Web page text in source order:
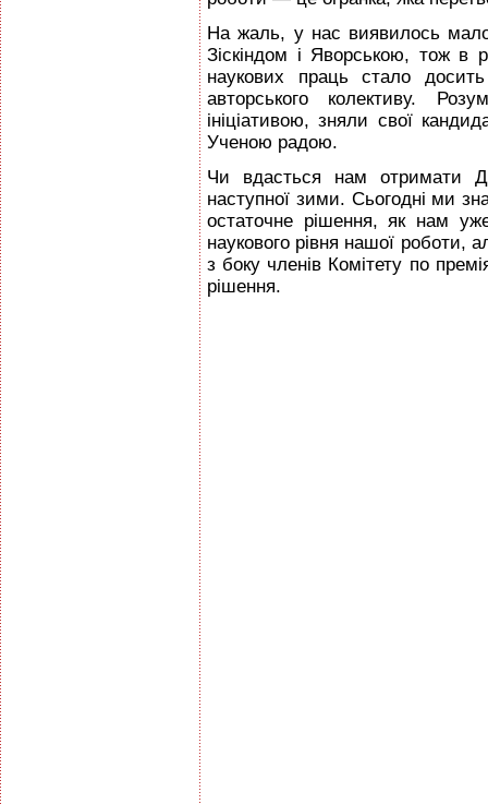
На жаль, у нас виявилось мало
Зіскіндом і Яворською, тож в
наукових праць стало
авторського колективу.
ініціативою, зняли свої
Ученою радою.
Чи вдасться нам отримати
наступної зими. Сьогодні ми
остаточне рішення, як нам
наукового рівня нашої роботи,
з боку членів Комітету по
рішення.